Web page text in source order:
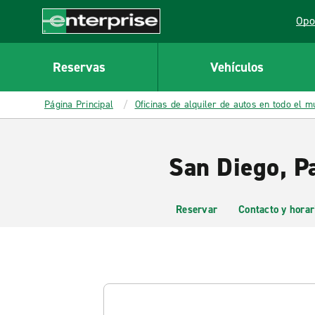
CONTENT
Enterprise
Reservas Vehículos
Página Principal Oficinas de alquiler de autos en todo el
San Diego,
Reservar Contacto y